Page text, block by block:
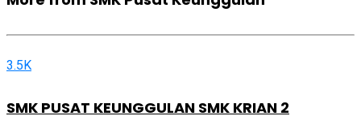
3.5K
SMK PUSAT KEUNGGULAN SMK KRIAN 2